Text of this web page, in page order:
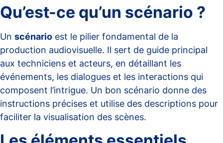
Qu’est-ce qu’un scénario ?
Un scénario est le pilier fondamental de la
production audiovisuelle. Il sert de guide principal
aux techniciens et acteurs, en détaillant les
événements, les dialogues et les interactions qui
composent l’intrigue. Un bon scénario donne des
instructions précises et utilise des descriptions pour
faciliter la visualisation des scènes.